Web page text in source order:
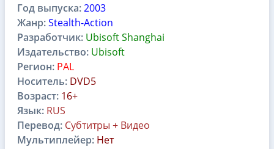
Год выпуска:2003
Жанр:Stealth-Action
Разработчик: Ubisoft Shanghai
Издательство: Ubisoft
Регион: PAL
Носитель: DVD5
Возраст: 16+
Язык: RUS
Перевод: Субтитры + Видео
Мультиплейер: Нет